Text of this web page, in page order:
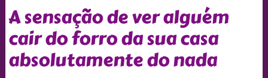
A sensação de ver alguém
cair do forro da sua casa
absolutamente do nada